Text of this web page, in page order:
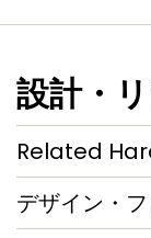
設計・
Related
デザイン・